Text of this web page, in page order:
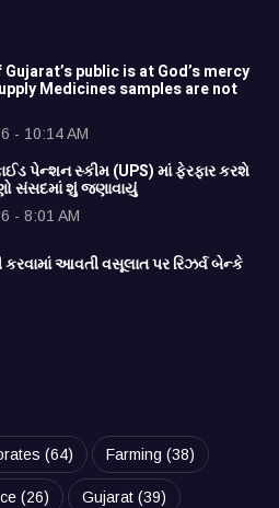
public is at God’s mercy
Medicines samples are not
- 10:14 AM
પેન્શન સ્કીમ (UPS) માં ફેરફાર કરશે
સંસદમાં શું જણાવાયું
- 8:01 AM
આવતી વસૂલાત પર રિઝર્વ બેન્કે
(64) Farming (38)
(26) Gujarat (39)